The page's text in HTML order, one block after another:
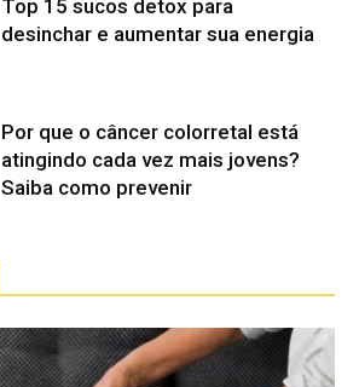
Top 15 sucos detox para
desinchar e aumentar sua energia
Por que o câncer colorretal está
atingindo cada vez mais jovens?
Saiba como prevenir